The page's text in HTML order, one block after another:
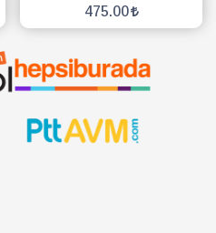
475.00